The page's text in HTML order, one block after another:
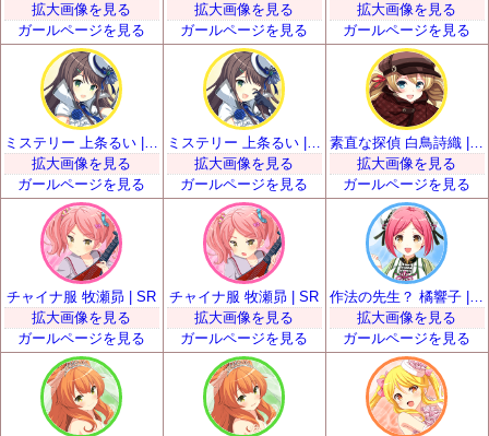
拡大画像を見る
ガールページを見る
拡大画像を見る
ガールページを見る
拡大画像を見る
ガールページを見る
拡大画像を見る
ガールページを見る
ミステリー 上条るい | SR
拡大画像を見る
ガールページを見る
素直な探偵 白鳥詩織 | SR
拡大画像を見る
ガールページを見る
チャイナ服 牧瀬昴 | SR
拡大画像を見る
ガールページを見る
チャイナ服 牧瀬昴 | SR
拡大画像を見る
ガールページを見る
作法の先生？ 橘響子 | SR
拡大画像を見る
ガールページを見る